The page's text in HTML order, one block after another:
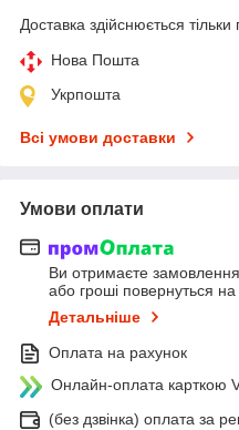
Доставка здійснюється тільки
Нова Пошта
Укрпошта
Всі умови доставки
Умови оплати
Ви отримаєте замовлення
або гроші повернуться
Детальніше
Оплата на рахунок
Онлайн-оплата карткою
(без дзвінка) оплата за